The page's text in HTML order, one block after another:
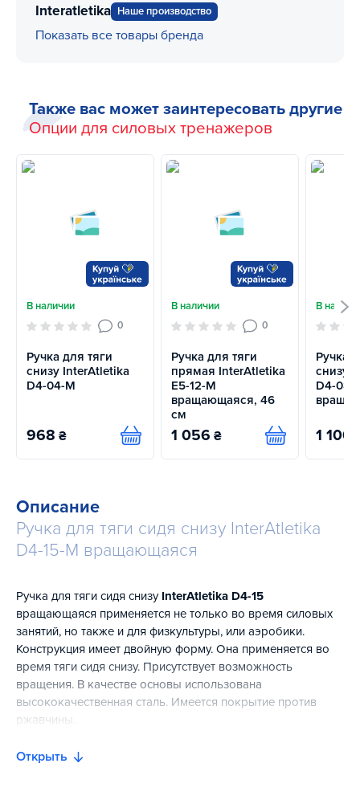
Interatletika Наше производство
Показать все товары бренда
Также вас может заинтересовать другие
Опции для силовых тренажеров
В наличии
0
Ручка для тяги
снизу InterAtletika
D4-04-M
968 ₴ Купить
В наличии
0
Ручка для тяги
прямая InterAtletika
E5-12-M
вращающаяся, 46
см
1 056 ₴ Купить
В
Ручка
снизу
D4-08-
1 100
Описание
Ручка для тяги сидя снизу InterAtletika
D4-15-M вращающаяся
Ручка для тяги сидя снизу InterAtletika D4-15
вращающаяся применяется не только во время силовых
занятий, но также и для физкультуры, или аэробики.
Конструкция имеет двойную форму. Она применяется во
время тяги сидя снизу. Присутствует возможность
вращения. В качестве основы использована
высококачественная сталь. Имеется покрытие против
ржавчины.
Открыть